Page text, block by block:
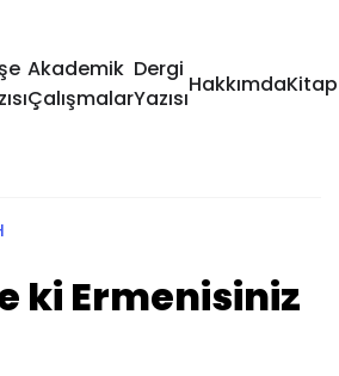
Akademik
Çalışmalar
Dergi
Yazısı
HakkımdaKitap
ki Ermenisiniz